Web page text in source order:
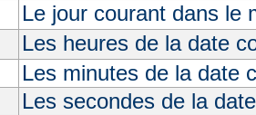
Le jour courant dans le
Les heures de la date
Les minutes de la date
Les secondes de la